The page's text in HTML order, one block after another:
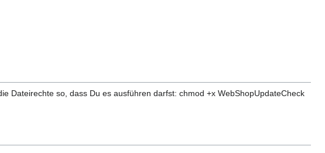
Dateirechte so, dass Du es ausführen darfst: chmod +x WebShopUpdateCheck